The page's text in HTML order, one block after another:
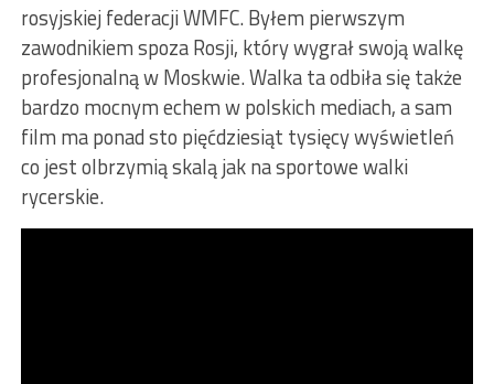
rosyjskiej federacji WMFC. Byłem pierwszym
zawodnikiem spoza Rosji, który wygrał swoją walkę
profesjonalną w Moskwie. Walka ta odbiła się także
bardzo mocnym echem w polskich mediach, a sam
film ma ponad sto pięćdziesiąt tysięcy wyświetleń
co jest olbrzymią skalą jak na sportowe walki
rycerskie.